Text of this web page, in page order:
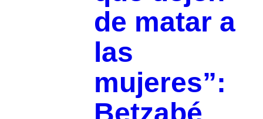
de matar a
las
mujeres”:
Betzabé